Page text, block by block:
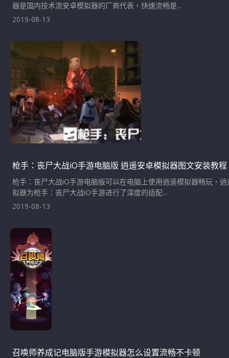
器是国内技术流安卓模拟器的厂商代表，快速流畅是...
2019-08-13
枪手：丧尸大战iO手游电脑版 逍遥安卓模拟器图文安装教程
枪手：丧尸大战iO手游电脑版可以在电脑上使用逍遥模拟器畅玩，
拟器为枪手：丧尸大战iO手游进行了深度的适配...
2019-08-13
召唤师养成记电脑版手游模拟器怎么设置流畅不卡顿